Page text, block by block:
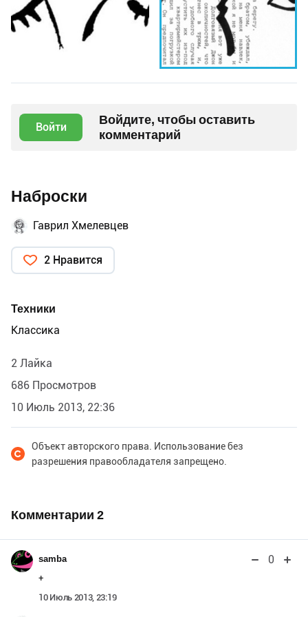
Войти
Войдите, чтобы оставить
комментарий
Наброски
Гаврил Хмелевцев
2 Нравится
Техники
Классика
2 Лайка
686 Просмотров
10 Июль 2013, 22:36
Объект авторского права. Использование без
разрешения правообладателя запрещено.
Комментарии 2
samba 0
+
10 Июль 2013, 23:19